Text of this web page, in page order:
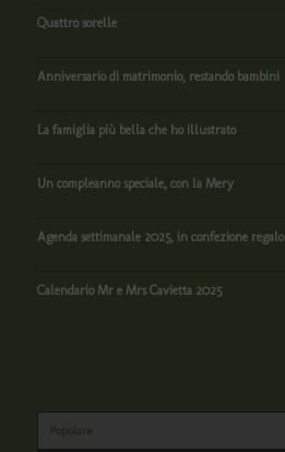
Quattro sorelle
Anniversario di matrimonio, restando bambini
La famiglia più bella che ho illustrato
Un compleanno speciale, con la Mery
Agenda settimanale 2025, in confezione regalo
Calendario Mr e Mrs Cavietta 2025
Popolare